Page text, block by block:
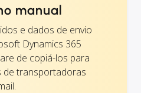
manual
e dados de envio
Dynamics 365
de copiá-los para
de transportadoras